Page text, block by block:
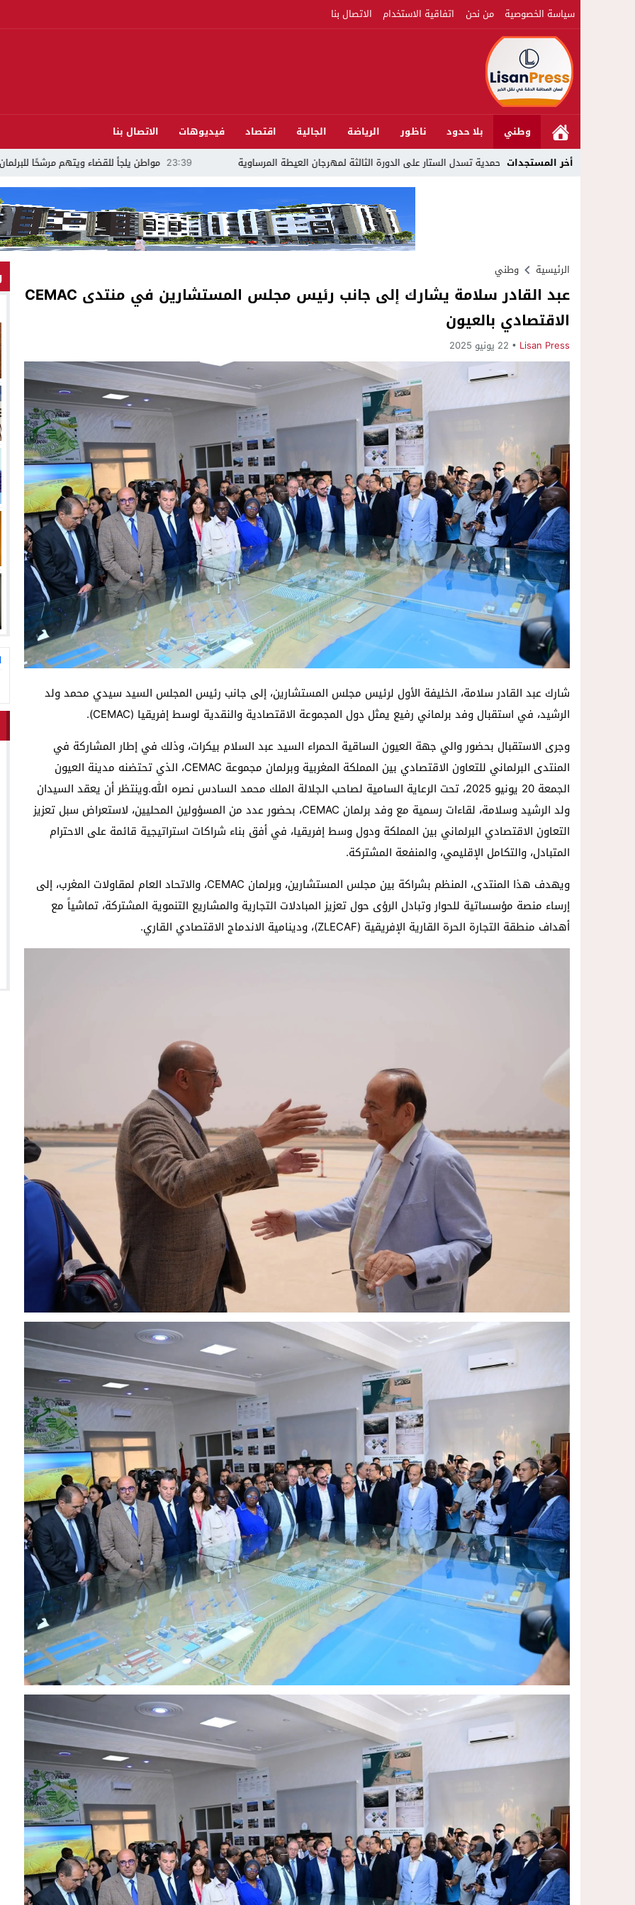
سياسة الخصوصية من نحن اتفاقية الاستخدام الاتصال بنا
وطني بلا حدود ناظور الرياضة الجالية اقتصاد فيديوهات
الاتصال بنا
أخر المستجدات
23:39 مواطن يلجأ للقضاء ويتهم مرشحًا للبرلمان بالدريوش بالاستيلاء على 22 مليون سنتيم المحمدية تسدل الستار على الدورة الثالثة لمهرجان العيطة المرساوية
الرئيسية وطني
عبد القادر سلامة يشارك إلى جانب رئيس مجلس المستشارين في منتدى CEMAC
الاقتصادي بالعيون
Lisan Press 22 يونيو 2025
شارك عبد القادر سلامة، الخليفة الأول لرئيس مجلس المستشارين، إلى جانب رئيس المجلس السيد سيدي محمد ولد
الرشيد، في استقبال وفد برلماني رفيع يمثل دول المجموعة الاقتصادية والنقدية لوسط إفريقيا (CEMAC).
وجرى الاستقبال بحضور والي جهة العيون الساقية الحمراء السيد عبد السلام بيكرات، وذلك في إطار المشاركة في
المنتدى البرلماني للتعاون الاقتصادي بين المملكة المغربية وبرلمان مجموعة CEMAC، الذي تحتضنه مدينة العيون
الجمعة 20 يونيو 2025، تحت الرعاية السامية لصاحب الجلالة الملك محمد السادس نصره الله.وينتظر أن يعقد السيدان
ولد الرشيد وسلامة، لقاءات رسمية مع وفد برلمان CEMAC، بحضور عدد من المسؤولين المحليين، لاستعراض سبل تعزيز
التعاون الاقتصادي البرلماني بين المملكة ودول وسط إفريقيا، في أفق بناء شراكات استراتيجية قائمة على الاحترام
المتبادل، والتكامل الإقليمي، والمنفعة المشتركة.
ويهدف هذا المنتدى، المنظم بشراكة بين مجلس المستشارين، وبرلمان CEMAC، والاتحاد العام لمقاولات المغرب، إلى
إرساء منصة مؤسساتية للحوار وتبادل الرؤى حول تعزيز المبادلات التجارية والمشاريع التنموية المشتركة، تماشياً مع
أهداف منطقة التجارة الحرة القارية الإفريقية (ZLECAF)، ودينامية الاندماج الاقتصادي القاري.